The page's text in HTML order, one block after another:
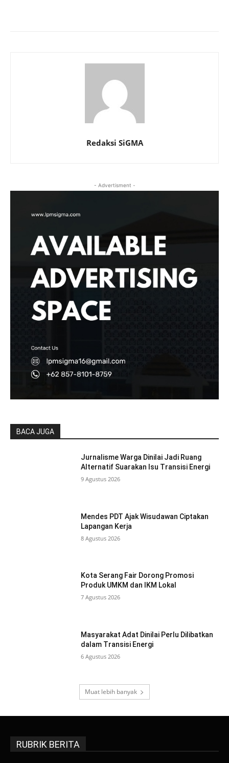
Redaksi SiGMA
- Advertisment -
BACA JUGA
Jurnalisme Warga Dinilai Jadi Ruang
Alternatif Suarakan Isu Transisi Energi
9 Agustus 2026
Mendes PDT Ajak Wisudawan Ciptakan
Lapangan Kerja
8 Agustus 2026
Kota Serang Fair Dorong Promosi
Produk UMKM dan IKM Lokal
7 Agustus 2026
Masyarakat Adat Dinilai Perlu Dilibatkan
dalam Transisi Energi
6 Agustus 2026
Muat lebih banyak
RUBRIK BERITA